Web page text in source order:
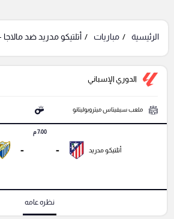
الرئيسية مباريات أتلتيكو مدريد ضد مالاجا
الدوري الإسباني
ملعب سيفيتاس ميتروبوليتانو
أتلتيكو مدريد -
7:00 م
-
نظره عامه